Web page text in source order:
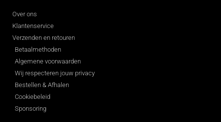
Over ons
Klantenservice
Verzenden en retouren
Betaalmethoden
Algemene voorwaarden
Wij respecteren jouw privacy
Bestellen & Afhalen
Cookiebeleid
Sponsoring